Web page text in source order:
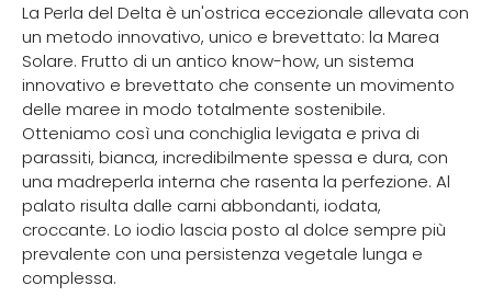
La Perla del Delta è un'ostrica eccezionale allevata con
un metodo innovativo, unico e brevettato: la Marea
Solare. Frutto di un antico know-how, un sistema
innovativo e brevettato che consente un movimento
delle maree in modo totalmente sostenibile.
Otteniamo così una conchiglia levigata e priva di
parassiti, bianca, incredibilmente spessa e dura, con
una madreperla interna che rasenta la perfezione. Al
palato risulta dalle carni abbondanti, iodata,
croccante. Lo iodio lascia posto al dolce sempre più
prevalente con una persistenza vegetale lunga e
complessa.